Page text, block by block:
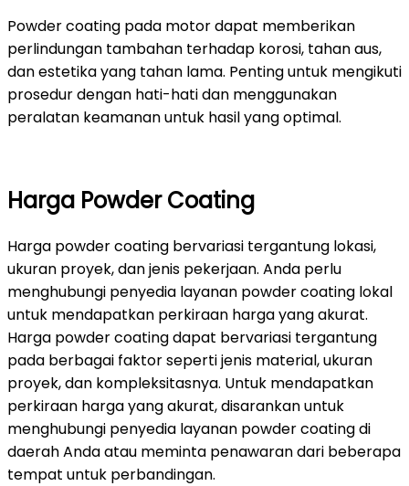
Powder coating pada motor dapat memberikan
perlindungan tambahan terhadap korosi, tahan aus,
dan estetika yang tahan lama. Penting untuk mengikuti
prosedur dengan hati-hati dan menggunakan
peralatan keamanan untuk hasil yang optimal.
Harga Powder Coating
Harga powder coating bervariasi tergantung lokasi,
ukuran proyek, dan jenis pekerjaan. Anda perlu
menghubungi penyedia layanan powder coating lokal
untuk mendapatkan perkiraan harga yang akurat.
Harga powder coating dapat bervariasi tergantung
pada berbagai faktor seperti jenis material, ukuran
proyek, dan kompleksitasnya. Untuk mendapatkan
perkiraan harga yang akurat, disarankan untuk
menghubungi penyedia layanan powder coating di
daerah Anda atau meminta penawaran dari beberapa
tempat untuk perbandingan.